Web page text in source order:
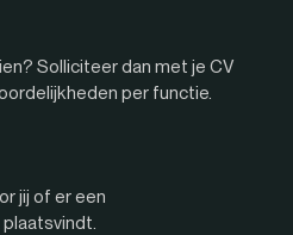
Solliciteer dan met je CV
per functie.
jij of er een